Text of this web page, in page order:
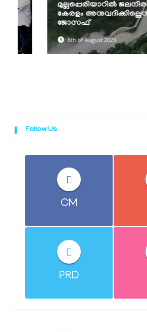
മുല്ലപ്പെരിയാറിൽ ജലനിരപ്പ്
കേരളം അനുവദിക്കില്ലെന്ന്
ജോസഫ്
6th of August 2026
Follow Us
CM
PRD